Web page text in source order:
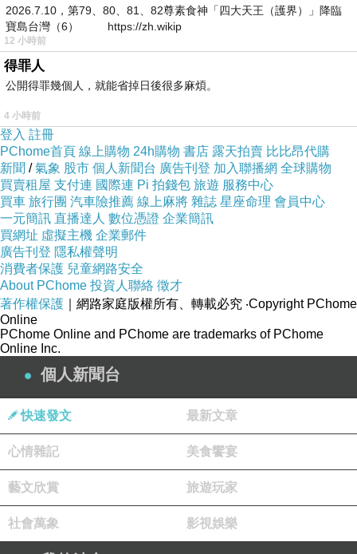
6.烤箱預熱200度，烘烤時間25分鐘，完成!!
結
第一道:
第二道:煎烤鴨胸
第三道:白醬燉菜
第四道:無蛋無吉利丁提拉米蘇
第五道:台灣紅藜鮮蝦溫沙拉
第六道:免烤箱地中海烤魚
第七道:起司肉醬燉蛋
下一篇：黃色小花的歡心料理第七發-義大利山珍海味米型麵【Le Creuset小花鍋】
2026.7.10，第79、80、81、82尊素食神「四大天王（護界）」降臨
寶島台灣（6） https://zh.wikip
12 小時前
得罪人
公開得罪幾個人，就能省掉日後很多麻煩。
4 小時前
登入 註冊
PChome首頁 線上購物 24h購物 書店 露天拍賣 比比昂代購
新聞 /氣象 股市 個人新聞台 廣告刊登 加入聯播網 全球購物
買賣租屋 支付連 國際連 Pi 拍錢包 旅遊 服務中心
買車 旅行團 汽車險推薦 線上麻將 雜誌 星座命理 會員中心
一元簡訊 直播達人 數位憑證 企業簡訊
買網址 虛擬主機 企業郵件
廣告刊登 隱私權聲明
消費者保護 兒童網路安全
About PChome 投資人聯絡 徵才
著作權保護 ｜網路家庭版權所有、轉載必究 ‧Copyright PChome
Online
PChome Online and PChome are trademarks of PChome
Online Inc.
個人新聞台
快速發文 最新文章
心情雜記 美食饗宴
藝文欣賞 旅遊玩家
社會萬象 影視娛樂